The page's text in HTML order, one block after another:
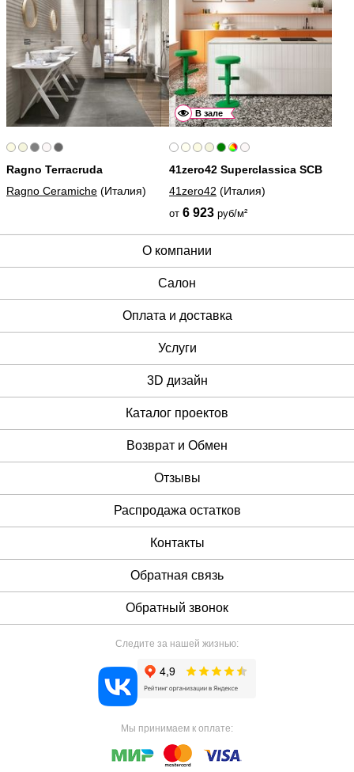
Ragno Terracruda
Ragno Ceramiche (Италия)
В зале
41zero42 Superclassica SCB
41zero42 (Италия)
от 6 923 руб/м²
О компании
Cалон
Оплата и доставка
Услуги
3D дизайн
Каталог проектов
Возврат и Обмен
Отзывы
Распродажа остатков
Контакты
Обратная связь
Обратный звонок
Следите за нашей жизнью:
Мы принимаем к оплате: